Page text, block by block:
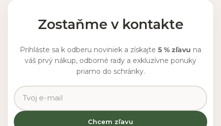
Zostaňme v kontakte
Prihláste sa k odberu noviniek a získajte 5 % zľavu na
váš prvý nákup, odborné rady a exkluzívne ponuky
priamo do schránky.
Chcem zľavu